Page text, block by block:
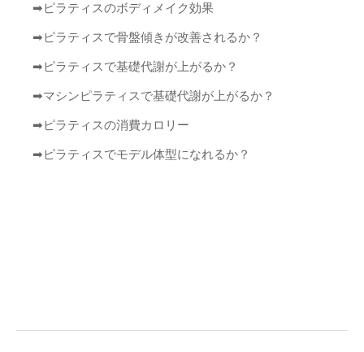
➡︎ピラティスのボディメイク効果
➡︎ピラティスで骨盤傾きが改善されるか？
➡︎ピラティスで基礎代謝が上がるか？
➡︎マシンピラティスで基礎代謝が上がるか？
➡︎ピラティスの消費カロリー
➡︎ピラティスでモデル体型になれるか？